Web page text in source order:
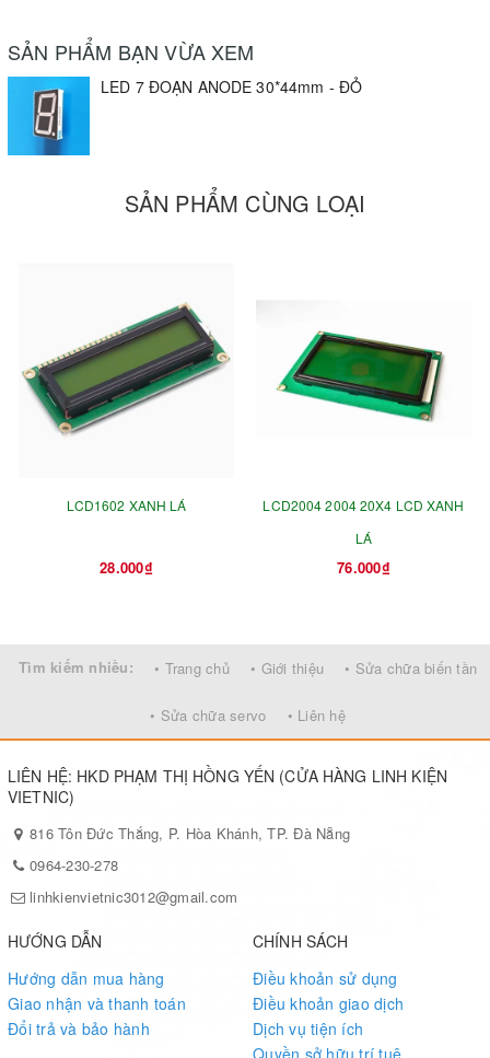
SẢN PHẨM BẠN VỪA XEM
LED 7 ĐOẠN ANODE 30*44mm - ĐỎ
SẢN PHẨM CÙNG LOẠI
LCD1602 XANH LÁ
28.000₫
LCD2004 2004 20X4 LCD XANH
LÁ
76.000₫
Tìm kiếm nhiều: • Trang chủ • Giới thiệu • Sửa chữa biến tần
• Sửa chữa servo • Liên hệ
LIÊN HỆ: HKD PHẠM THỊ HỒNG YẾN (CỬA HÀNG LINH KIỆN
VIETNIC)
816 Tôn Đức Thắng, P. Hòa Khánh, TP. Đà Nẵng
0964-230-278
linhkienvietnic3012@gmail.com
HƯỚNG DẪN
Hướng dẫn mua hàng
Giao nhận và thanh toán
Đổi trả và bảo hành
CHÍNH SÁCH
Điều khoản sử dụng
Điều khoản giao dịch
Dịch vụ tiện ích
Quyền sở hữu trí tuệ